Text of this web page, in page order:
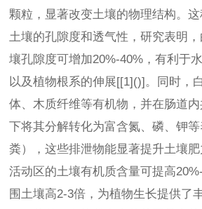
颗粒，显著改变土壤的物理结构。
土壤的孔隙度和透气性，研究表明
壤孔隙度可增加20%-40%，有利于
以及植物根系的伸展[[1]()]。同时，
体、木质纤维等有机物，并在肠道
下将其分解转化为富含氮、磷、钾
粪），这些排泄物能显著提升土壤
活动区的土壤有机质含量可提高
围土壤高2-3倍，为植物生长提供了